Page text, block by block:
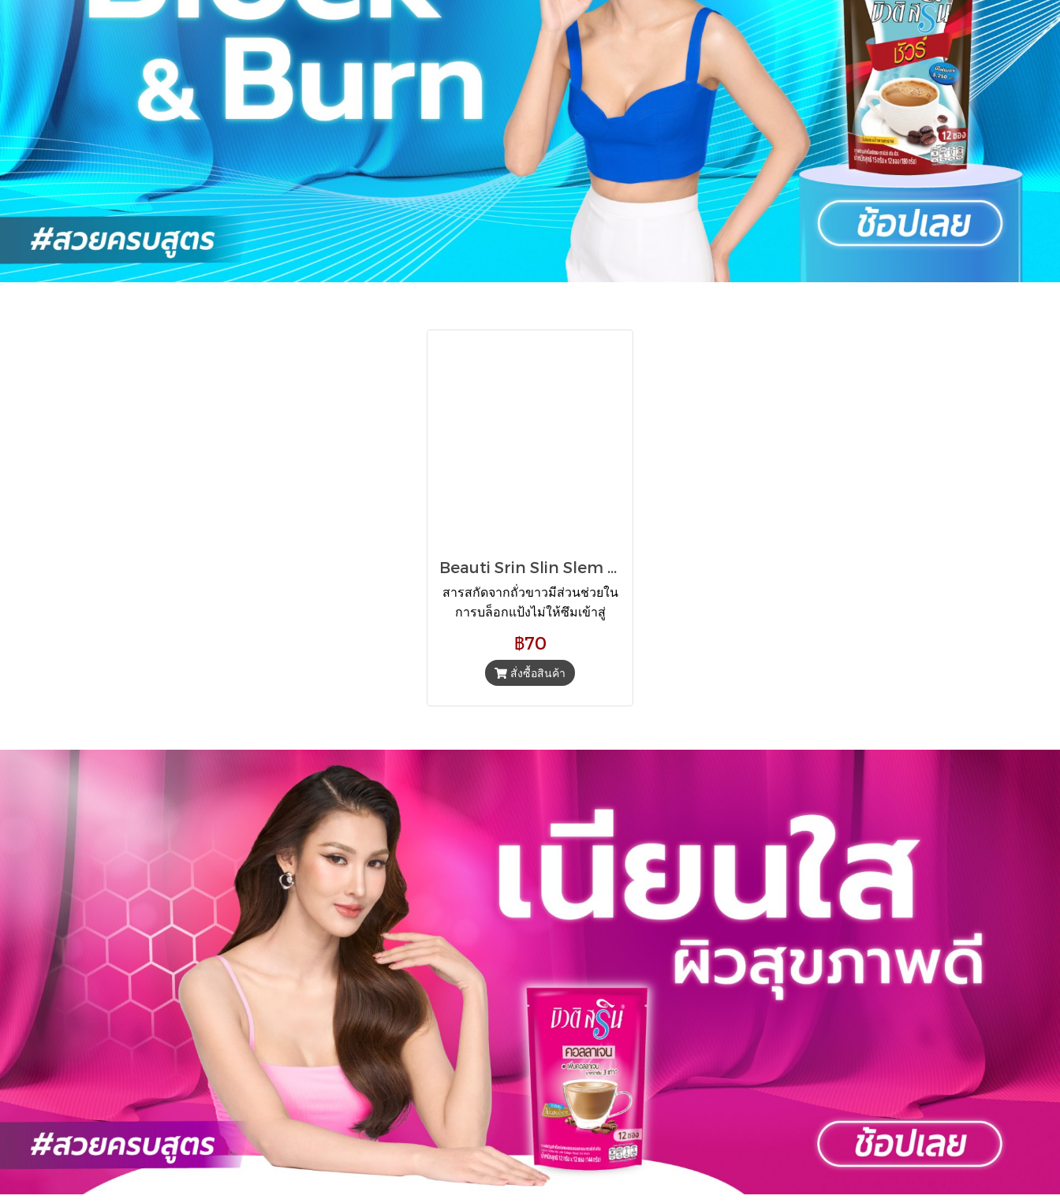
Beauti Srin Slin Slem กาแฟบิวติสริน สลิน สเลม
สารสกัดจากถั่วขาวมีส่วนช่วยใน
การบล็อกแป้งไม่ให้ซึมเข้าสู่
ร่างกาย ใยอาหารมีส่วนช่วยใน
เรื่องการขับถ่ายและลดความ
อยากอาหาร ควบคุมน้ำหนัก 1
กล่อง มี 10 ซอง แถมฟรี 2 ซอง
ราคา 70 บาท
฿70
สั่งซื้อสินค้า